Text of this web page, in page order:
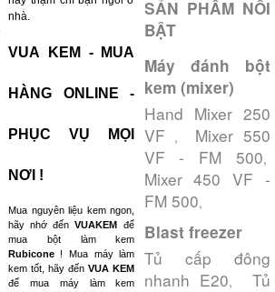
nhà.
VUA KEM - MUA
HÀNG ONLINE -
PHỤC VỤ MỌI
NƠI !
Mua nguyên liệu kem ngon,
hãy nhớ đếnVUAKEM
để
mua bột làm kem
Rubicone ! Mua máy làm
kem tốt, hãy đếnVUA KEM
để mua máy làm kem
SẢN PHẨM NỔI
BẬT
Máy đánh bột
kem (mixer)
Hand Mixer 250
VF , Mixer 550
VF - FM 500,
Mixer 450 VF -
FM 500,
Blast freezer
Tủ cấp đông
nhanh E20, Tủ